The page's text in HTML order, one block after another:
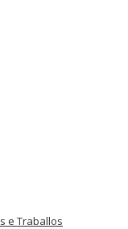
e Traballos